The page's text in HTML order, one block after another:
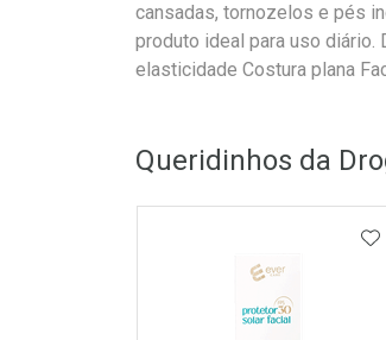
cansadas, tornozelos e pés
produto ideal para uso diário.
elasticidade Costura plana
Queridinhos da